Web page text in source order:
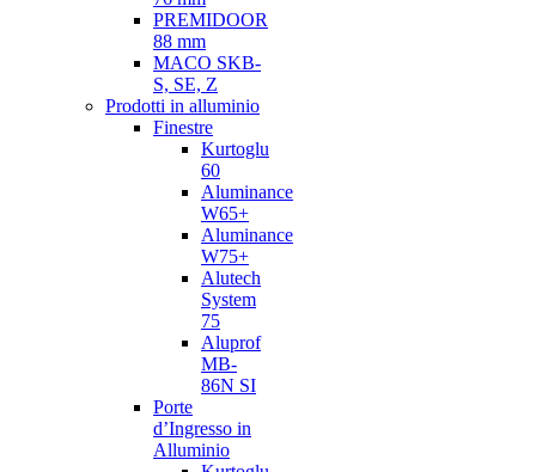
PREMIDOOR
88 mm
MACO SKB-
S, SE, Z
Prodotti in alluminio
Finestre
Kurtoglu
60
Aluminance
W65+
Aluminance
W75+
Alutech
System
75
Aluprof
MB-
86N SI
Porte
d’Ingresso in
Alluminio